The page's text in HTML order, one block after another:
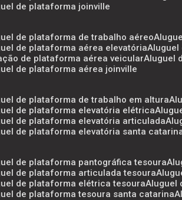
de plataforma joinville
de plataforma de trabalho aéreo
de plataforma aérea elevatória
de plataforma aérea veicular
de plataforma aérea joinville
de plataforma de trabalho em altura
de plataforma elevatória elétrica
de plataforma elevatória articulada
de plataforma elevatória santa
de plataforma pantográfica tesoura
de plataforma articulada tesoura
de plataforma elétrica tesoura
de plataforma tesoura santa catarina